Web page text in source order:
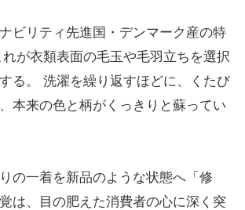
ビリティ先進国・デンマーク産の特
が衣類表面の毛玉や毛羽立ちを選択
る。 洗濯を繰り返すほどに、くたび
本来の色と柄がくっきりと蘇ってい
の一着を新品のような状態へ「修
は、目の肥えた消費者の心に深く突